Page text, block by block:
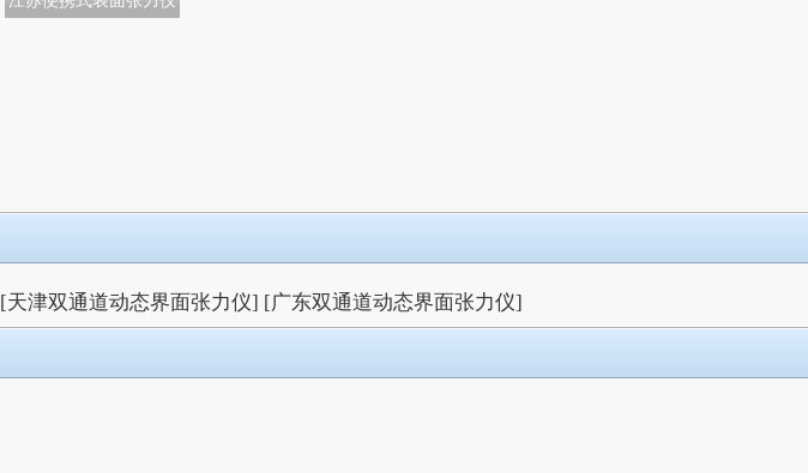
[天津双通道动态界面张力仪] [广东双通道动态界面张力仪]